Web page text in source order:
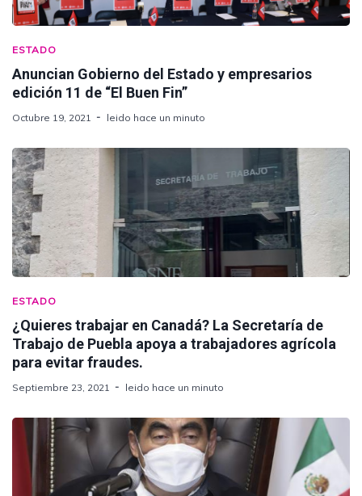
ESTADO
Anuncian Gobierno del Estado y empresarios
edición 11 de “El Buen Fin”
Octubre 19, 2021 leido hace un minuto
ESTADO
¿Quieres trabajar en Canadá? La Secretaría de
Trabajo de Puebla apoya a trabajadores agrícola
para evitar fraudes.
Septiembre 23, 2021 leido hace un minuto